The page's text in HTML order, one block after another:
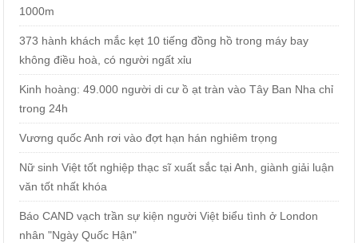
1000m
373 hành khách mắc kẹt 10 tiếng đồng hồ trong máy bay
không điều hoà, có người ngất xỉu
Kinh hoàng: 49.000 người di cư ồ ạt tràn vào Tây Ban Nha chỉ
trong 24h
Vương quốc Anh rơi vào đợt hạn hán nghiêm trọng
Nữ sinh Việt tốt nghiệp thạc sĩ xuất sắc tại Anh, giành giải luận
văn tốt nhất khóa
Báo CAND vạch trần sự kiện người Việt biểu tình ở London
nhân "Ngày Quốc Hận"